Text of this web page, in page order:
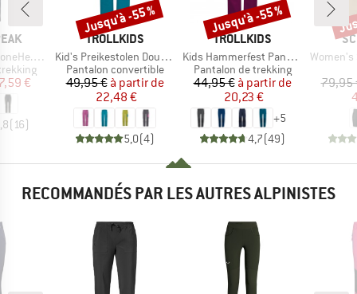
Pants
réduit
€
(16)
MARQUE
TROLLKIDS
Article
Kid's Preikestolen Double Zip-Off Pants
Product group
Pantalon convertible
Prix
49,95 € Prix réduit
à partir de
22,48 €
5,0(4)
Remise
Jusqu'à -55 %
MARQUE
TROLLKIDS
Article
Kids Hammerfest Pants Pro
Product group
Pantalon de trekking
Prix
44,95 € Prix réduit
à partir de
20,23 €
+5
4,7(49)
Remise
Jusqu'à -55 %
Article
Women's
79,95
RECOMMANDÉS PAR LES AUTRES ALPINISTES